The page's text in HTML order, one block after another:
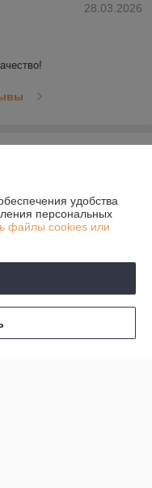
28.03.2026
удобства
персональных
файлы cookies или